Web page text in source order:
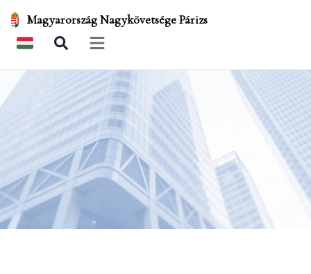
Magyarország Nagykövetsége Párizs
Open main menu